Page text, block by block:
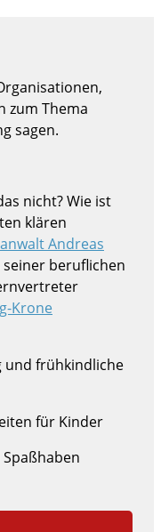
zum Thema
sagen.
nicht? Wie ist
klären
Andreas
beruflichen
Krone
und frühkindliche
für Kinder